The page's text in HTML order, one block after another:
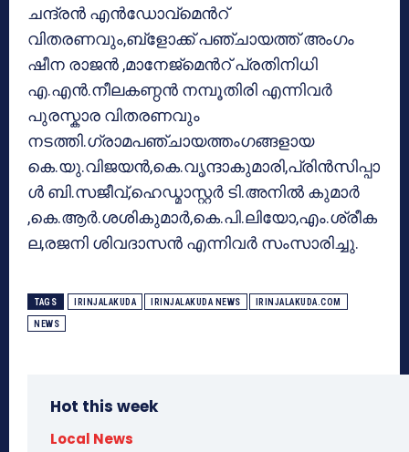
ചന്ദ്രന്‍ എന്‍ഡോവ്മെന്‍റ്
വിതരണവും,ബ്ളോക്ക് പഞ്ചായത്ത് അംഗം
ഷീന രാജന്‍ ,മാനേജ്മെന്‍റ് പ്രതിനിധി
എ.എന്‍.നീലകണ്ഠന്‍ നമ്പൂതിരി എന്നിവര്‍
പുരസ്കാര വിതരണവും
നടത്തി.ഗ്രാമപഞ്ചായത്തംഗങ്ങളായ
കെ.യു.വിജയന്‍,കെ.വൃന്ദാകുമാരി,പ്രിന്‍സിപ്പാ
ള്‍ ബി.സജീവ്,ഹെഡ്മാസ്റ്റര്‍ ടി.അനില്‍ കുമാര്‍
,കെ.ആര്‍.ശശികുമാര്‍,കെ.പി.ലിയോ,എം.ശ്രീക
ല,രജനി ശിവദാസന്‍ എന്നിവര്‍ സംസാരിച്ചു.
TAGS IRINJALAKUDA IRINJALAKUDA NEWS IRINJALAKUDA.COM
NEWS
Hot this week
Local News